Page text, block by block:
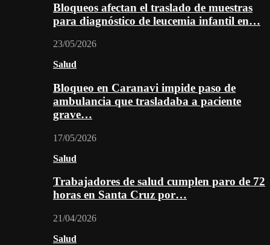
Bloqueos afectan el traslado de muestras
para diagnóstico de leucemia infantil en…
23/05/2026
Salud
Bloqueo en Caranavi impide paso de
ambulancia que trasladaba a paciente
grave…
17/05/2026
Salud
Trabajadores de salud cumplen paro de 72
horas en Santa Cruz por…
21/04/2026
Salud